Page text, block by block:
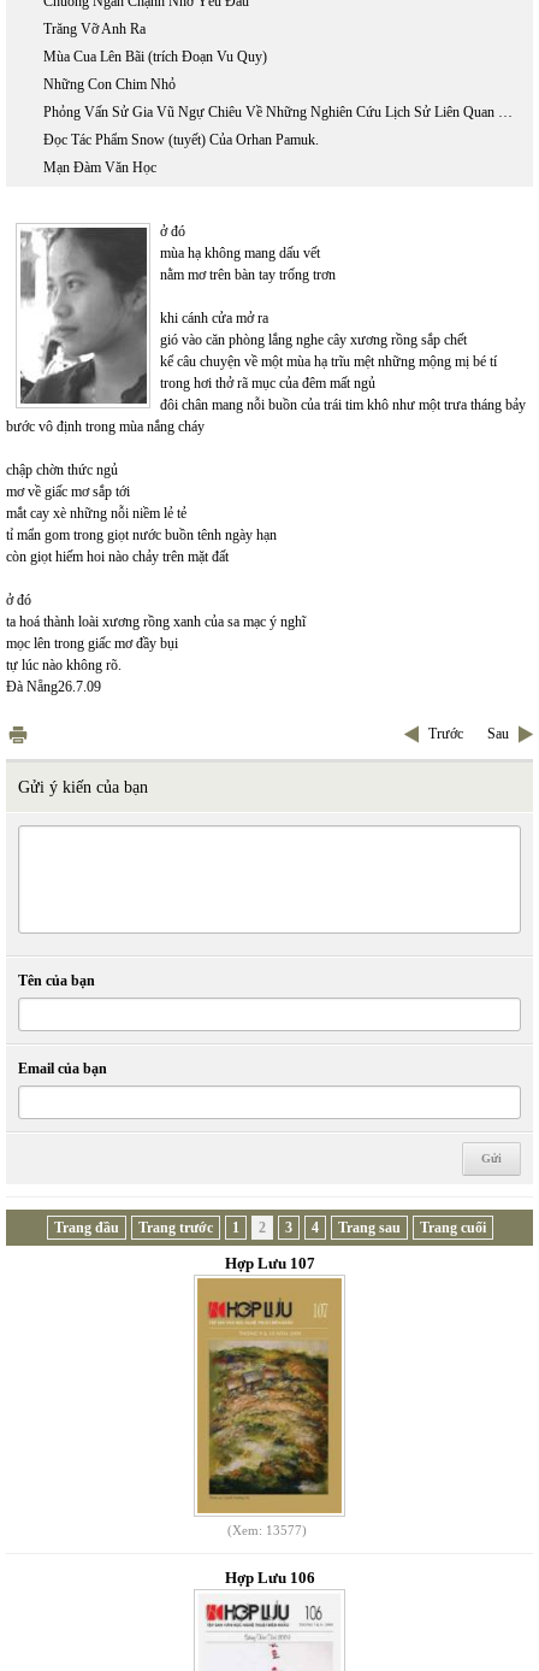
Trăng Vỡ Anh Ra
Mùa Cua Lên Bãi (trích Đoạn Vu Quy)
Những Con Chim Nhỏ
Phỏng Vấn Sử Gia Vũ Ngự Chiêu Về Những Nghiên Cứu Lịch Sử Liên Quan Đến Hồ Chí Minh
Đọc Tác Phẩm Snow (tuyết) Của Orhan Pamuk.
Mạn Đàm Văn Học
ở đó
mùa hạ không mang dấu vết
nằm mơ trên bàn tay trống trơn
khi cánh cửa mở ra
gió vào căn phòng lắng nghe cây xương rồng sắp chết
kể câu chuyện về một mùa hạ trĩu mệt những mộng mị bé tí
trong hơi thở rã mục của đêm mất ngủ
đôi chân mang nỗi buồn của trái tim khô như một trưa tháng bảy
bước vô định trong mùa nắng cháy
chập chờn thức ngủ
mơ về giấc mơ sắp tới
mắt cay xè những nỗi niềm lẻ tẻ
tỉ mẩn gom trong giọt nước buồn tênh ngày hạn
còn giọt hiếm hoi nào chảy trên mặt đất
ở đó
ta hoá thành loài xương rồng xanh của sa mạc ý nghĩ
mọc lên trong giấc mơ đầy bụi
tự lúc nào không rõ.
Đà Nẵng26.7.09
Trước Sau
Gửi ý kiến của bạn
Tên của bạn
Email của bạn
Trang đầu Trang trước 1 2 3 4 Trang sau Trang cuối
Hợp Lưu 107
(Xem: 13577)
Hợp Lưu 106